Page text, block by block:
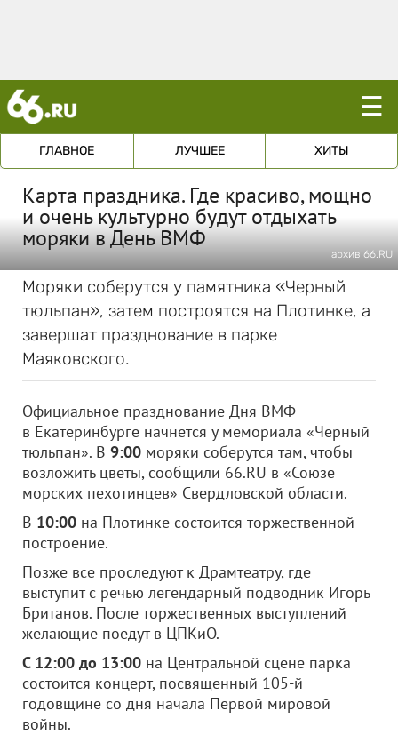
☰
ГЛАВНОЕ ЛУЧШЕЕ ХИТЫ
Карта праздника. Где красиво, мощно
и очень культурно будут отдыхать
моряки в День ВМФ
архив 66.RU
Моряки соберутся у памятника «Черный
тюльпан», затем построятся на Плотинке, а
завершат празднование в парке
Маяковского.
Официальное празднование Дня ВМФ
в Екатеринбурге начнется у мемориала «Черный
тюльпан». В 9:00 моряки соберутся там, чтобы
возложить цветы, сообщили 66.RU в «Союзе
морских пехотинцев» Свердловской области.
В 10:00 на Плотинке состоится торжественной
построение.
Позже все проследуют к Драмтеатру, где
выступит с речью легендарный подводник Игорь
Британов. После торжественных выступлений
желающие поедут в ЦПКиО.
С 12:00 до 13:00 на Центральной сцене парка
состоится концерт, посвященный 105-й
годовщине со дня начала Первой мировой
войны.